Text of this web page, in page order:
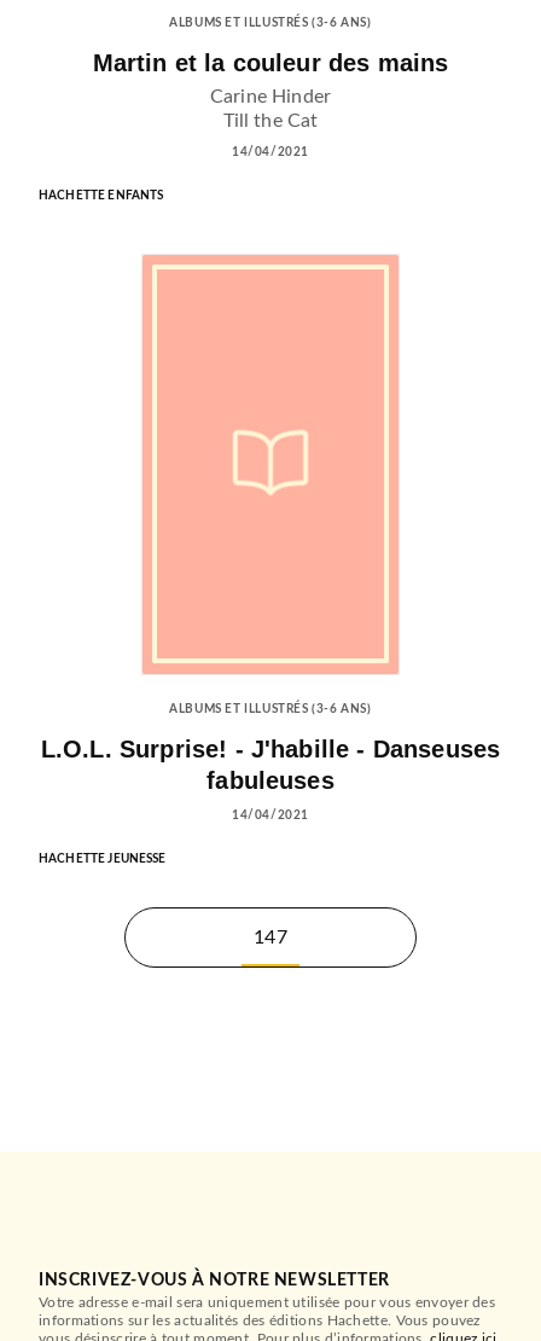
ALBUMS ET ILLUSTRÉS (3-6 ANS)
Martin et la couleur des mains
Carine Hinder
Till the Cat
14/04/2021
HACHETTE ENFANTS
ALBUMS ET ILLUSTRÉS (3-6 ANS)
L.O.L. Surprise! - J'habille - Danseuses
fabuleuses
14/04/2021
HACHETTE JEUNESSE
147
INSCRIVEZ-VOUS À NOTRE NEWSLETTER
Votre adresse e-mail sera uniquement utilisée pour vous envoyer des
informations sur les actualités des éditions Hachette. Vous pouvez